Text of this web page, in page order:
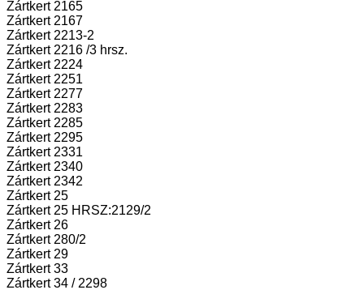
Zártkert 2165
Zártkert 2167
Zártkert 2213-2
Zártkert 2216 /3 hrsz.
Zártkert 2224
Zártkert 2251
Zártkert 2277
Zártkert 2283
Zártkert 2285
Zártkert 2295
Zártkert 2331
Zártkert 2340
Zártkert 2342
Zártkert 25
Zártkert 25 HRSZ:2129/2
Zártkert 26
Zártkert 280/2
Zártkert 29
Zártkert 33
Zártkert 34 / 2298